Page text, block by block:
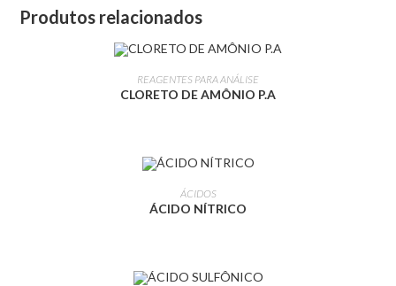
Produtos relacionados
LEIA MAIS
REAGENTES PARA ANÁLISE
CLORETO DE AMÔNIO P.A
LEIA MAIS
ÁCIDOS
ÁCIDO NÍTRICO